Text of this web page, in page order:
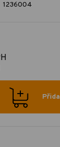
1236004